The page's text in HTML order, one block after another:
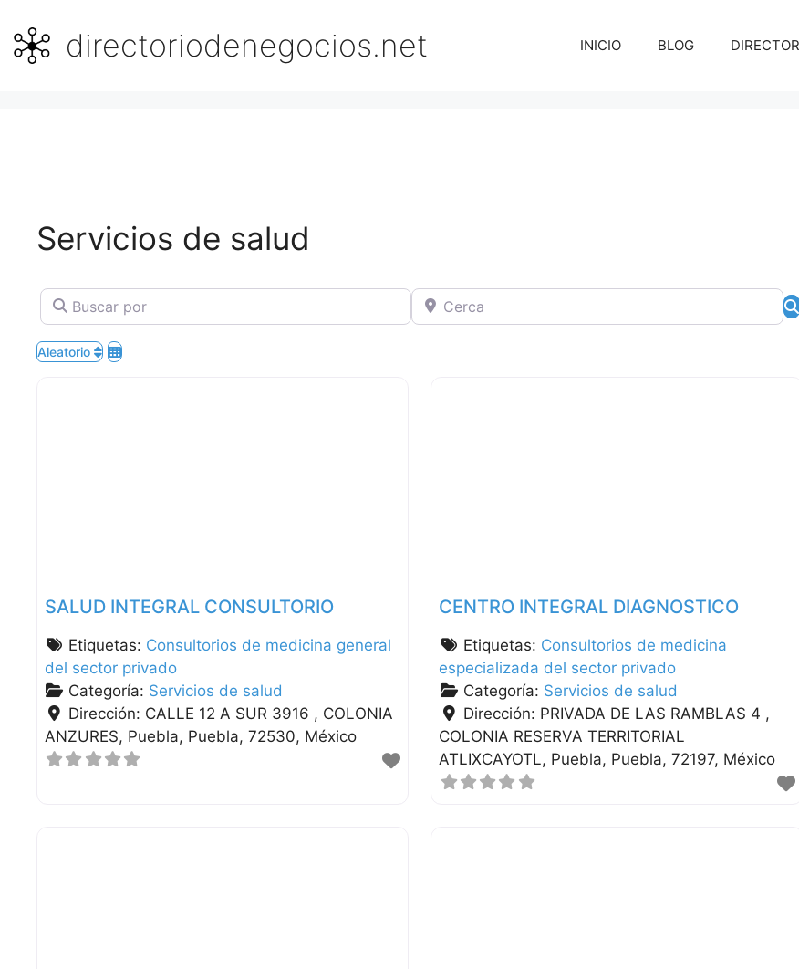
contenidodirectoriodenegocios.net INICIO BLOG
Servicios de salud
Buscar por Cerca
Aleatorio
SALUD INTEGRAL CONSULTORIO
Etiquetas: Consultorios de medicina general
del sector privado
Categoría: Servicios de salud
Dirección: CALLE 12 A SUR 3916 , COLONIA
ANZURES Puebla Puebla 72530 México
CENTRO INTEGRAL DIAGNOSTICO
Etiquetas: Consultorios de medicina
especializada del sector privado
Categoría: Servicios de salud
Dirección: PRIVADA DE LAS RAMBLAS 4 ,
COLONIA RESERVA TERRITORIAL
ATLIXCAYOTL Puebla Puebla 72197 México